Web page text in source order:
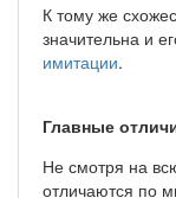
К тому же
значительна и
имитации.
Главные
Не смотря на
отличаются по